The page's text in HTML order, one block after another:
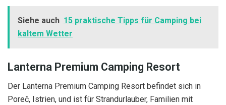
Siehe auch 15 praktische Tipps für Camping bei
kaltem Wetter
Lanterna Premium Camping Resort
Der Lanterna Premium Camping Resort befindet sich in
Poreč, Istrien, und ist für Strandurlauber, Familien mit